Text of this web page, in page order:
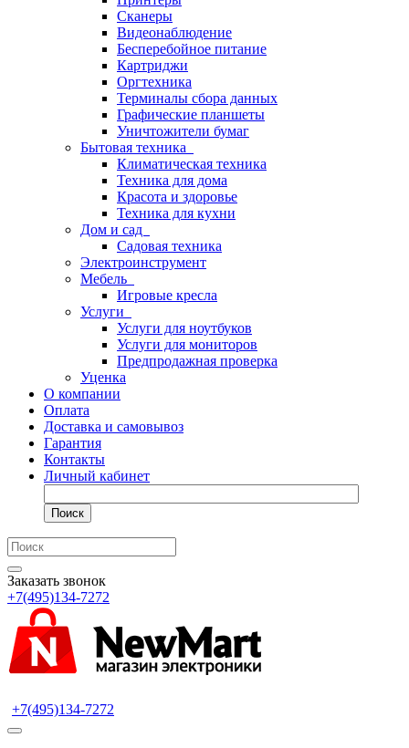
Сканеры
Видеонаблюдение
Бесперебойное питание
Картриджи
Оргтехника
Терминалы сбора данных
Графические планшеты
Уничтожители бумаг
Бытовая техника
Климатическая техника
Техника для дома
Красота и здоровье
Техника для кухни
Дом и сад
Садовая техника
Электроинструмент
Мебель
Игровые кресла
Услуги
Услуги для ноутбуков
Услуги для мониторов
Предпродажная проверка
Уценка
О компании
Оплата
Доставка и самовывоз
Гарантия
Контакты
Личный кабинет
Поиск
Заказать звонок
+7(495)134-7272
+7(495)134-7272